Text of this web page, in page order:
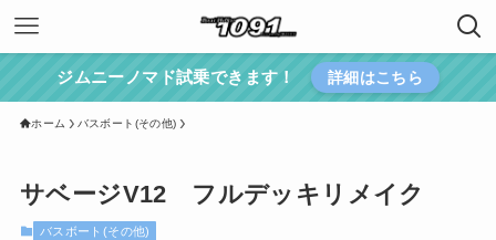
ジムニーノマド試乗できます！ 詳細はこちら
ホーム バスボート(その他)
サベージV12 フルデッキリメイク
バスボート(その他)